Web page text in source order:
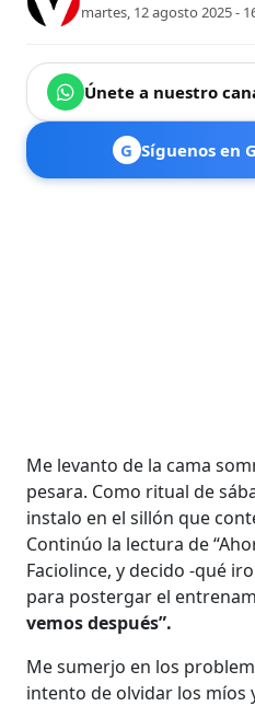
martes, 12 agosto 2025 -
Únete a nuestro
G Síguenos en
Me levanto de la cama
pesara. Como ritual de
instalo en el sillón que
Continúo la lectura de
Faciolince, y decido -qué
para postergar el
vemos después”.
Me sumerjo en los
intento de olvidar los míos